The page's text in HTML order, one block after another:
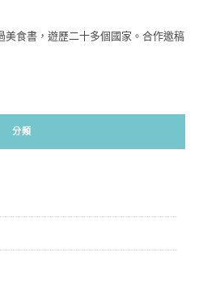
美食書，遊歷二十多個國家。合作邀稿
分類